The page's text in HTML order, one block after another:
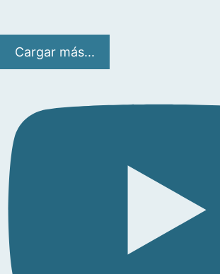
Cargar más...